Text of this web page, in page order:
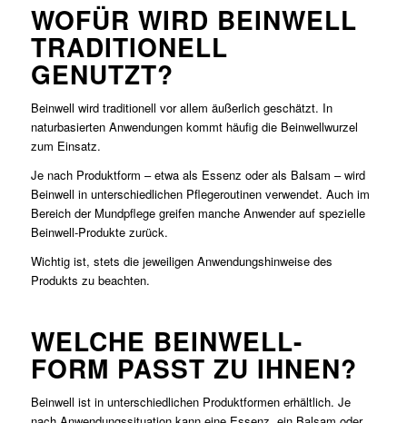
WOFÜR WIRD BEINWELL
TRADITIONELL
GENUTZT?
Beinwell wird traditionell vor allem äußerlich geschätzt. In
naturbasierten Anwendungen kommt häufig die Beinwellwurzel
zum Einsatz.
Je nach Produktform – etwa als Essenz oder als Balsam – wird
Beinwell in unterschiedlichen Pflegeroutinen verwendet. Auch im
Bereich der Mundpflege greifen manche Anwender auf spezielle
Beinwell-Produkte zurück.
Wichtig ist, stets die jeweiligen Anwendungshinweise des
Produkts zu beachten.
WELCHE BEINWELL-
FORM PASST ZU IHNEN?
Beinwell ist in unterschiedlichen Produktformen erhältlich. Je